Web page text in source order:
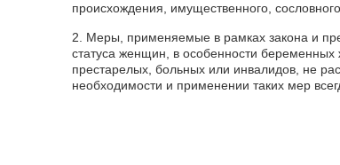
происхождения, имущественного,
2. Меры, применяемые в рамках закона и
статуса женщин, в особенности
престарелых, больных или инвалидов, не
необходимости и применении таких мер